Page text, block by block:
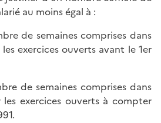
au moins égal à :
de semaines comprises dans
exercices ouverts avant le 1er
de semaines comprises dans
les exercices ouverts à compter